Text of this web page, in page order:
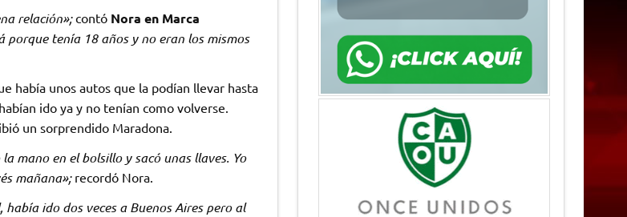
relación»;contó Nora en Marca
porque tenía 18 años y no eran los mismos
había unos autos que la podían llevar hasta
ido ya y no tenían como volverse.
un sorprendido Maradona.
la mano en el bolsillo y sacó unas llaves. Yo
mañana»;recordó Nora.
ido dos veces a Buenos Aires pero al